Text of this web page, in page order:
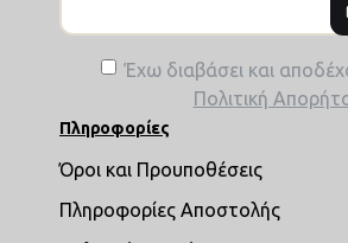
Έχω διαβάσει και
Πολιτική
Πληροφορίες
Όροι και Προυποθέσεις
Πληροφορίες Αποστολής